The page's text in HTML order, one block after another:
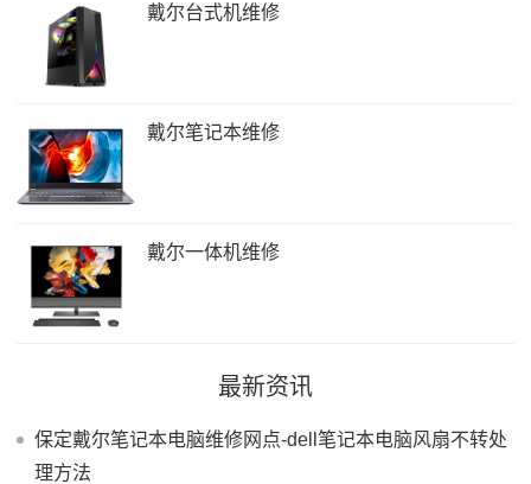
戴尔台式机维修
戴尔笔记本维修
戴尔一体机维修
最新资讯
保定戴尔笔记本电脑维修网点-dell笔记本电脑风扇不转处
理方法